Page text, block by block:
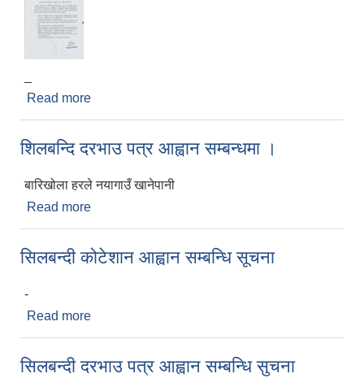
Read more
शिलबन्दि दरभाउ पत्र आह्वान सम्बन्धमा ।
बारिखोला हरले नयागाउँ खानेपानी
Read more
सिलबन्दी कोटेशान आह्वान सम्बन्धि सूचना
-
Read more
सिलबन्दी दरभाउ पत्र आह्वान सम्बन्धि सुचना